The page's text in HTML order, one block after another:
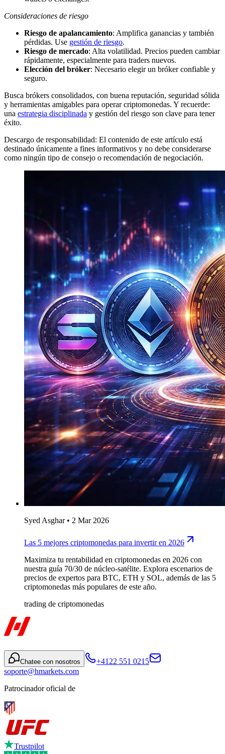
Consideraciones de riesgo
Riesgo de apalancamiento: Amplifica ganancias y también
pérdidas. Use gestión de riesgo.
Riesgo de mercado: Alta volatilidad. Precios pueden cambiar
rápidamente, especialmente para traders nuevos.
Elección del bróker: Necesario elegir un bróker confiable y
seguro.
Busca brókers consolidados, con buena reputación, seguridad sólida
y herramientas amigables para operar criptomonedas. Y recuerde:
una estrategia disciplinada y gestión del riesgo son clave para tener
éxito.
Descargo de responsabilidad: El contenido de este artículo está
destinado únicamente a fines informativos y no debe considerarse
como ningún tipo de consejo o recomendación de negociación.
Syed Asghar• 2 Mar 2026
Las 5 mejores criptomonedas para invertir en 2026
Maximiza tu rentabilidad en criptomonedas en 2026 con
nuestra guía 70/30 de núcleo-satélite. Explora escenarios de
precios de expertos para BTC, ETH y SOL, además de las 5
criptomonedas más populares de este año.
trading de criptomonedas
Chatee con nosotros
+4122 551 0215
soporte@hmarkets.com
Patrocinador oficial de
Trustpilot